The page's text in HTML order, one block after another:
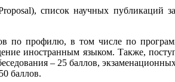
список научных публикаций
по профилю, в том числе по
иностранным языком. Также,
– 25 баллов,
баллов.